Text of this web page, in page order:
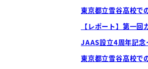
東京都立雪谷高校で
【レポート】第一
JAAS設立4周年記念
東京都立雪谷高校で